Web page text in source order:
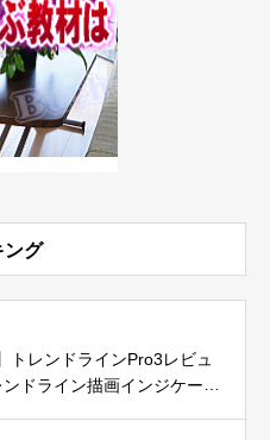
ング
トレンドラインPro3レビュ
ドライン描画インジケータ